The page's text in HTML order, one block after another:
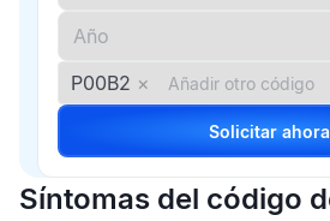
P00B2 ×
Solicitar ahora
Síntomas del código